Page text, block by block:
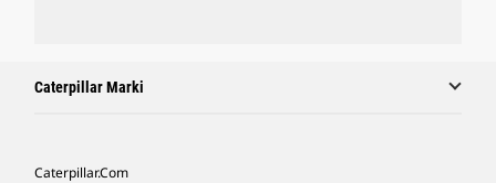
Caterpillar Marki
Caterpillar.com